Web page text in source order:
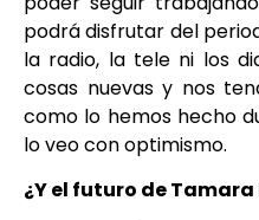
podrá disfrutar del
la radio, la tele ni los
cosas nuevas y nos
como lo hemos hecho
lo veo con optimismo.
¿Y el futuro de